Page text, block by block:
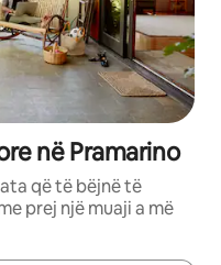
në Pramarino
që të bëjnë të
prej një muaji a më